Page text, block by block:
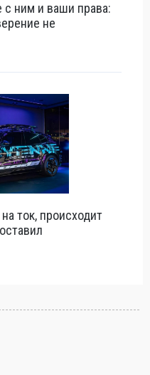
с ним и ваши права:
не
ток, происходит